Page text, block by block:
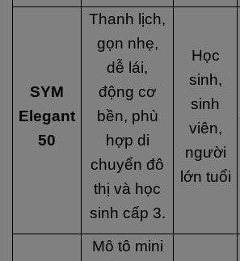
SYM
Elegant
50
Thanh lịch,
gọn nhẹ,
dễ lái,
động cơ
bền, phù
hợp di
chuyển đô
thị và học
sinh cấp 3.
Học
sinh,
sinh
viên,
người
lớn tuổi
Mô tô mini